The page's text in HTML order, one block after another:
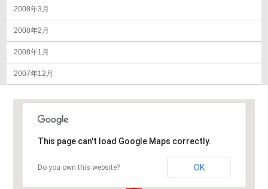
2008年3月
2008年2月
2008年1月
2007年12月
This page can't load Google Maps correctly.
Do you own this website? OK